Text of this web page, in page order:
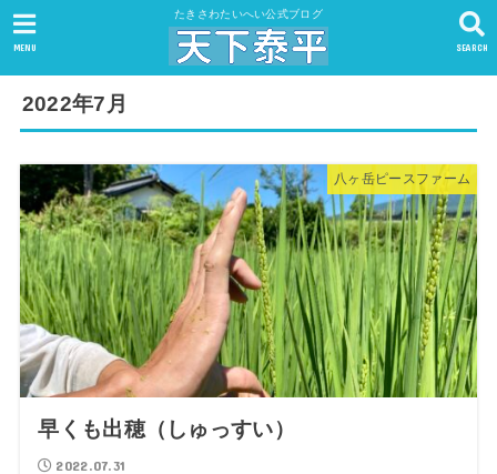
たきさわたいへい公式ブログ
SEARCH
MENU
2022年7月
八ヶ岳ピースファーム
早くも出穂（しゅっすい）
2022.07.31